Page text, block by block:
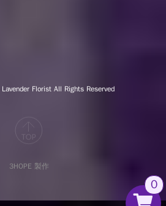
Lavender Florist All Rights Reserved
3HOPE 製作
0